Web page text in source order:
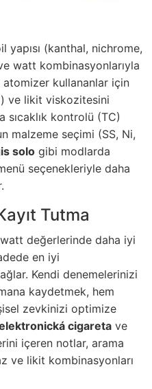
yapısı (kanthal, nichrome,
watt kombinasyonlarıyla
kullananlar için
ve likit viskozitesini
sıcaklık kontrolü (TC)
malzeme seçimi (SS, Ni,
solo gibi modlarda
seçenekleriyle daha
Tutma
değerlerinde daha iyi
en iyi
Kendi denemelerinizi
kaydetmek, hem
zevkinizi optimize
cigareta ve
içeren notlar, arama
ve likit kombinasyonları